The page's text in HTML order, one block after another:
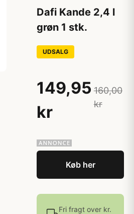
Dafi Kande 2,4 l
grøn 1 stk.
UDSALG
149,95
kr
160,00
kr
Køb her
Fri fragt over kr.